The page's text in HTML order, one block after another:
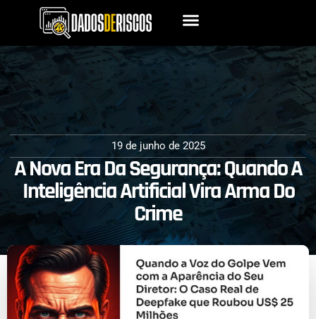
19 de junho de 2025
A Nova Era Da Segurança: Quando A
Inteligência Artificial Vira Arma Do
Crime